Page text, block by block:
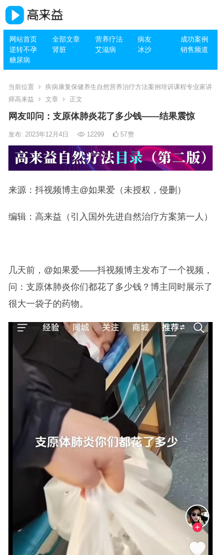
网站首页 全部文章 营养疗法 病友
成功案例
逆转不孕
肾脏 艾滋病 冰沙
销售频道
糖尿病
当前位置
疾病康复保健养生自然营养治疗方法案例培训课程专业家讲
师高来益
文章 正文
网友叩问：支原体肺炎花了多少钱——结果震惊
发布: 2023年12月4日 12299 57赞
来源：抖视频博主@如果爱（未授权，侵删）
编辑：高来益（引入国外先进自然治疗方案第一人）
几天前，@如果爱——抖视频博主发布了一个视频，
问：支原体肺炎你们都花了多少钱？博主同时展示了
很大一袋子的药物。